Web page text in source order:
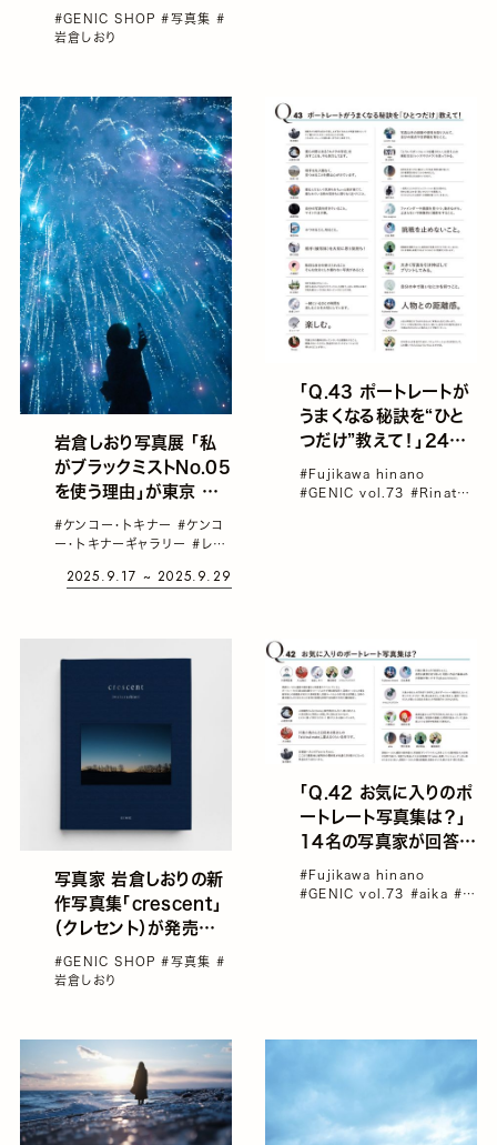
月24日金曜日発売。東
京、大阪の書店でパネル
#GENIC SHOP#写真集#
岩倉しおり
岩倉しおり写真展 「私
がブラックミストNo.05
を使う理由」が東京 中
野で開催。見たままより
も少しだけやわらかく、
#ケンコー・トキナー#ケンコ
ー・トキナーギャラリー#レン
しおり
2025.9.17 ~ 2025.9.29
「Q.43 ポートレートが
うまくなる秘訣を“ひと
つだけ”教えて！」24名
の写真家が回答｜
Portrait Q&A
#Fujikawa hinano
#GENIC vol.73 #Rinaty
写真家 岩倉しおりの新
作写真集「crescent」
（クレセント）が発売決
定。GENIC SHOPにて
2大特典付き独占先行
#GENIC SHOP#写真集#
岩倉しおり
「Q.42 お気に入りのポ
ートレート写真集は？」
14名の写真家が回答｜
Portrait Q&A
42/45
#Fujikawa hinano
#GENIC vol.73 #aika #イ